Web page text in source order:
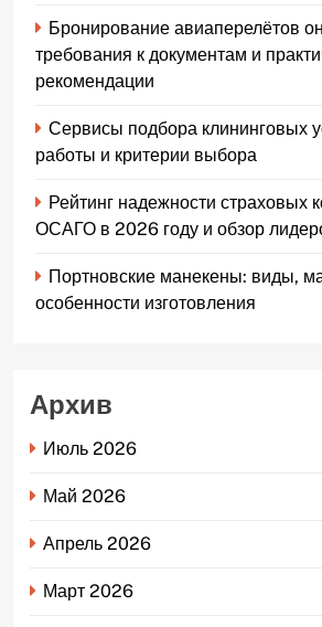
Бронирование авиаперелётов
требования к документам и
рекомендации
Сервисы подбора клининговых
работы и критерии выбора
Рейтинг надежности страховых
ОСАГО в 2026 году и обзор
Портновские манекены: виды,
особенности изготовления
Архив
Июль 2026
Май 2026
Апрель 2026
Март 2026